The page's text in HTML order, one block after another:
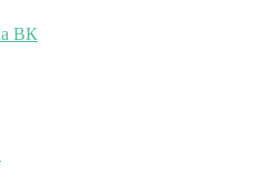
ВК